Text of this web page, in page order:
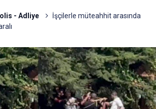
- Adliye
İşçilerle müteahhit arasında